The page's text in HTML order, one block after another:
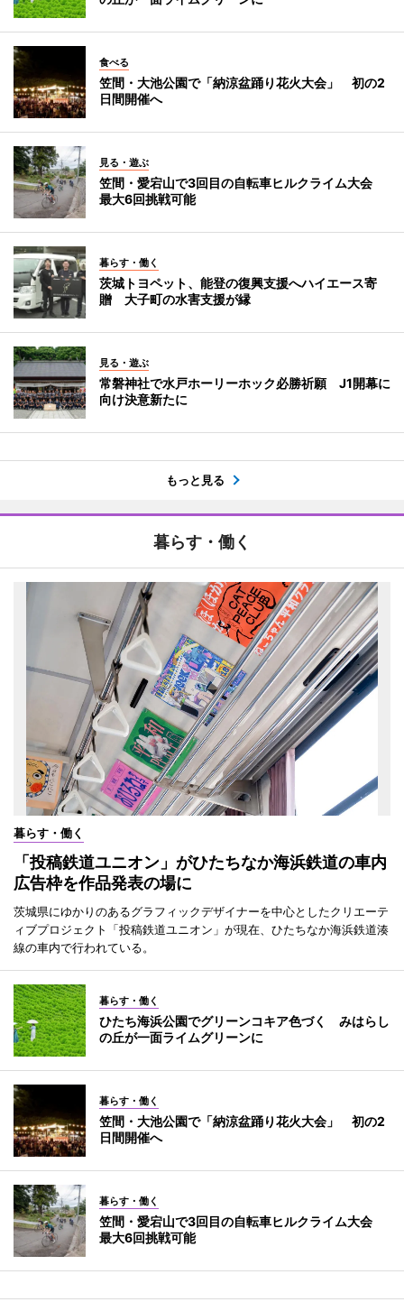
食べる
笠間・大池公園で「納涼盆踊り花火大会」 初の2
日間開催へ
見る・遊ぶ
笠間・愛宕山で3回目の自転車ヒルクライム大会
最大6回挑戦可能
暮らす・働く
茨城トヨペット、能登の復興支援へハイエース寄
贈 大子町の水害支援が縁
見る・遊ぶ
常磐神社で水戸ホーリーホック必勝祈願 J1開幕に
向け決意新たに
もっと見る
暮らす・働く
暮らす・働く
「投稿鉄道ユニオン」がひたちなか海浜鉄道の車内
広告枠を作品発表の場に
茨城県にゆかりのあるグラフィックデザイナーを中心としたクリエーテ
ィブプロジェクト「投稿鉄道ユニオン」が現在、ひたちなか海浜鉄道湊
線の車内で行われている。
暮らす・働く
ひたち海浜公園でグリーンコキア色づく みはらし
の丘が一面ライムグリーンに
暮らす・働く
笠間・大池公園で「納涼盆踊り花火大会」 初の2
日間開催へ
暮らす・働く
笠間・愛宕山で3回目の自転車ヒルクライム大会
最大6回挑戦可能